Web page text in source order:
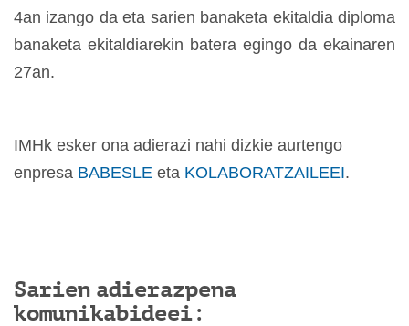
4an izango da eta sarien banaketa ekitaldia diploma
banaketa ekitaldiarekin batera egingo da ekainaren
27an.
IMHk esker ona adierazi nahi dizkie aurtengo
enpresa BABESLE eta KOLABORATZAILEEI.
Sarien adierazpena
komunikabideei: